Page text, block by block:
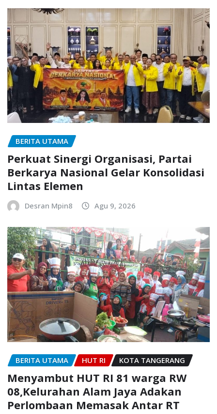
BERITA UTAMA
Perkuat Sinergi Organisasi, Partai
Berkarya Nasional Gelar Konsolidasi
Lintas Elemen
Desran Mpin8 Agu 9, 2026
BERITA UTAMA HUT RI KOTA TANGERANG
Menyambut HUT RI 81 warga RW
08,Kelurahan Alam Jaya Adakan
Perlombaan Memasak Antar RT